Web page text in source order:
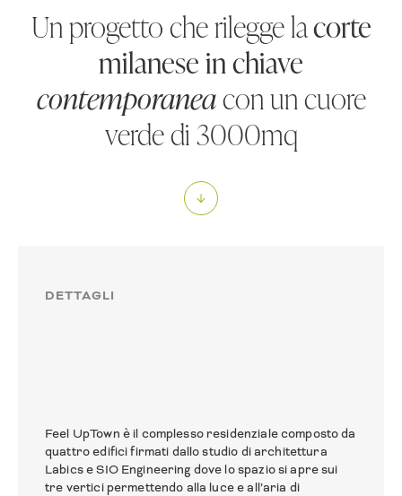
Un progetto che rilegge lacorte
milanese in chiave
contemporaneacon un cuore
verde di 3000mq
DETTAGLI
Feel UpTown è il complesso residenziale composto da
quattro edifici firmati dallo studio di architettura
Labics e SIO Engineering dove lo spazio si apre sui
tre vertici permettendo alla luce e all’aria di